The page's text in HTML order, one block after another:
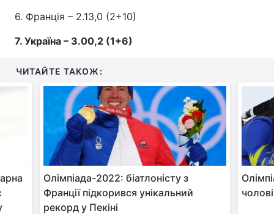
6. Франція – 2.13,0 (2+10)
7. Україна – 3.00,2 (1+6)
ЧИТАЙТЕ ТАКОЖ:
Олімпіада-2022: біатлоністу з
Франції підкорився унікальний
рекорд у Пекіні